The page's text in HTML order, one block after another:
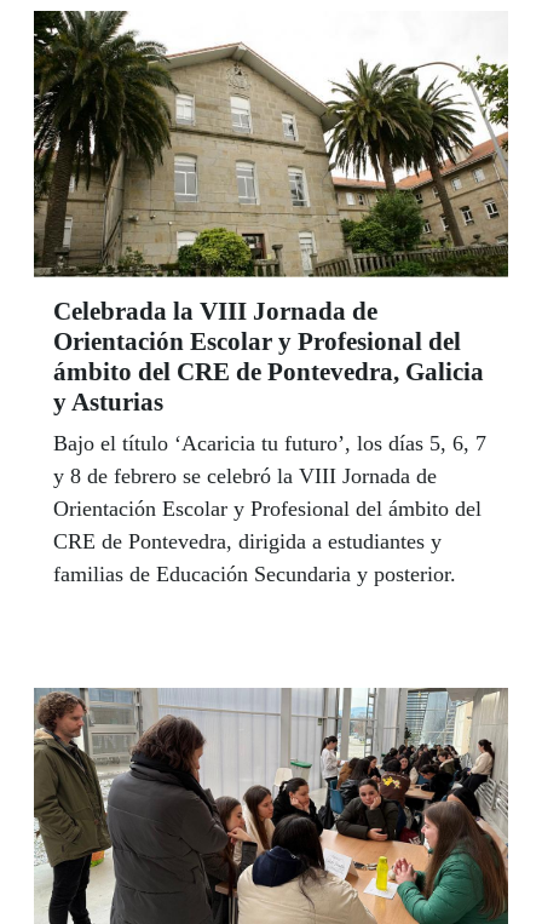
Celebrada la VIII Jornada de
Orientación Escolar y Profesional del
ámbito del CRE de Pontevedra, Galicia
y Asturias
Bajo el título ‘Acaricia tu futuro’, los días 5, 6, 7
y 8 de febrero se celebró la VIII Jornada de
Orientación Escolar y Profesional del ámbito del
CRE de Pontevedra, dirigida a estudiantes y
familias de Educación Secundaria y posterior.